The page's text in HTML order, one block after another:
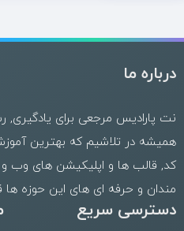
درباره ما
نت پارادیس مرجعی برای
همیشه در تلاشیم که بهترین
کد, قالب ها و اپلیکیشن های وب
مندان و حرفه ای های این حوزه ها
دسترسی سریع